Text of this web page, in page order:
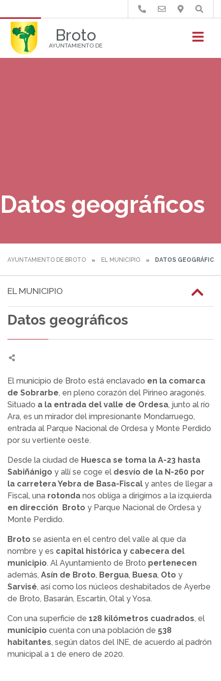
Broto
AYUNTAMIENTO DE
Buscar
Datos geográficos
AYUNTAMIENTO DE BROTO EL MUNICIPIO DATOS
EL MUNICIPIO
Datos geográficos
El municipio de Broto está enclavado en la comarca
de Sobrarbe, en pleno corazón del Pirineo aragonés.
Situado a la entrada del valle de Ordesa, junto al río
Ara, es un mirador del impresionante Mondarruego,
entrada al Parque Nacional de Ordesa y Monte Perdido
por su vertiente oeste.
Desde la ciudad de Huesca se toma la A-23 hasta
Sabiñánigo y allí se coge el desvío de la N-260 por
la carretera Yebra de Basa-Fiscal y antes de llegar a
Fiscal, una rotonda nos obliga a dirigirnos a la izquierda
en dirección Broto y Parque Nacional de Ordesa y
Monte Perdido.
Broto se asienta en el centro del valle al que da
nombre y es capital histórica y cabecera del
municipio. Al Ayuntamiento de Broto pertenecen
además, Asín de Broto, Bergua, Buesa, Oto y
Sarvisé, así como los núcleos deshabitados de Ayerbe
de Broto, Basarán, Escartín, Otal y Yosa.
Con una superficie de 128 kilómetros cuadrados, el
municipio cuenta con una población de 538
habitantes, según datos del INE, de acuerdo al padrón
municipal a 1 de enero de 2020.